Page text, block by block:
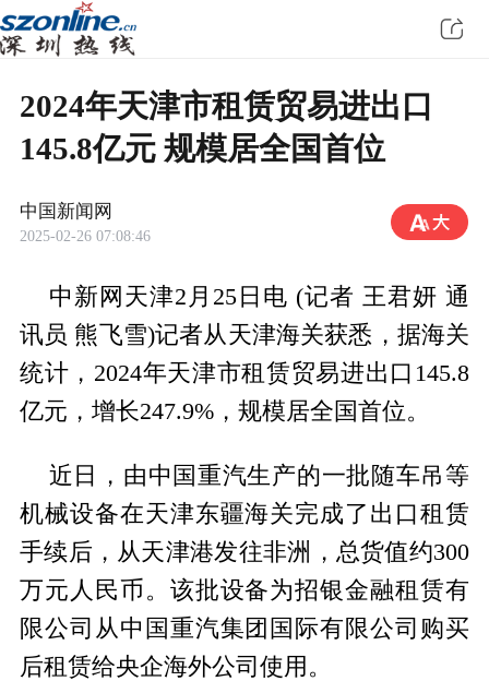
2024年天津市租赁贸易进出口
145.8亿元 规模居全国首位
中国新闻网
2025-02-26 07:08:46
中新网天津2月25日电 (记者 王君妍 通
讯员 熊飞雪)记者从天津海关获悉，据海关
统计，2024年天津市租赁贸易进出口145.8
亿元，增长247.9%，规模居全国首位。
近日，由中国重汽生产的一批随车吊等
机械设备在天津东疆海关完成了出口租赁
手续后，从天津港发往非洲，总货值约300
万元人民币。该批设备为招银金融租赁有
限公司从中国重汽集团国际有限公司购买
后租赁给央企海外公司使用。